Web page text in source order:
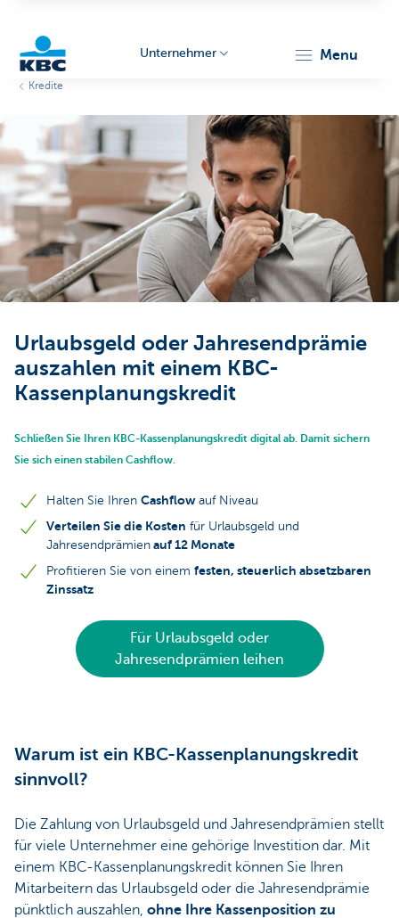
Unternehmer
Unternehmer menu
Kredite
Urlaubsgeld oder Jahresendprämie
auszahlen mit einem KBC-
Kassenplanungskredit
Schließen Sie Ihren KBC-Kassenplanungskredit digital ab. Damit sichern
Sie sich einen stabilen Cashflow.
Halten Sie Ihren Cashflowauf Niveau
Verteilen Sie die Kosten für Urlaubsgeld und
Jahresendprämien auf 12 Monate
Profitieren Sie von einem festen, steuerlich absetzbaren
Zinssatz
Für Urlaubsgeld oder
Jahresendprämien leihen
Warum ist ein KBC-Kassenplanungskredit
sinnvoll?
Die Zahlung von Urlaubsgeld und Jahresendprämien stellt
für viele Unternehmer eine gehörige Investition dar. Mit
einem KBC-Kassenplanungskredit können Sie Ihren
Mitarbeitern das Urlaubsgeld oder die Jahresendprämie
pünktlich auszahlen, ohne Ihre Kassenposition zu